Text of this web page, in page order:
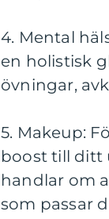
4. Mental
en holistisk
övningar,
5. Makeup:
boost till ditt
handlar om
som passar